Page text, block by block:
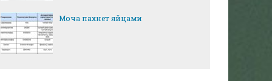
Моча пахнет яйцами